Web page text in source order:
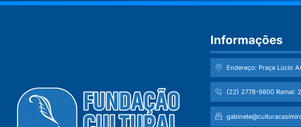
Informações
Endereço: Praça Lúcio
(22) 2778-9800 Ramal: